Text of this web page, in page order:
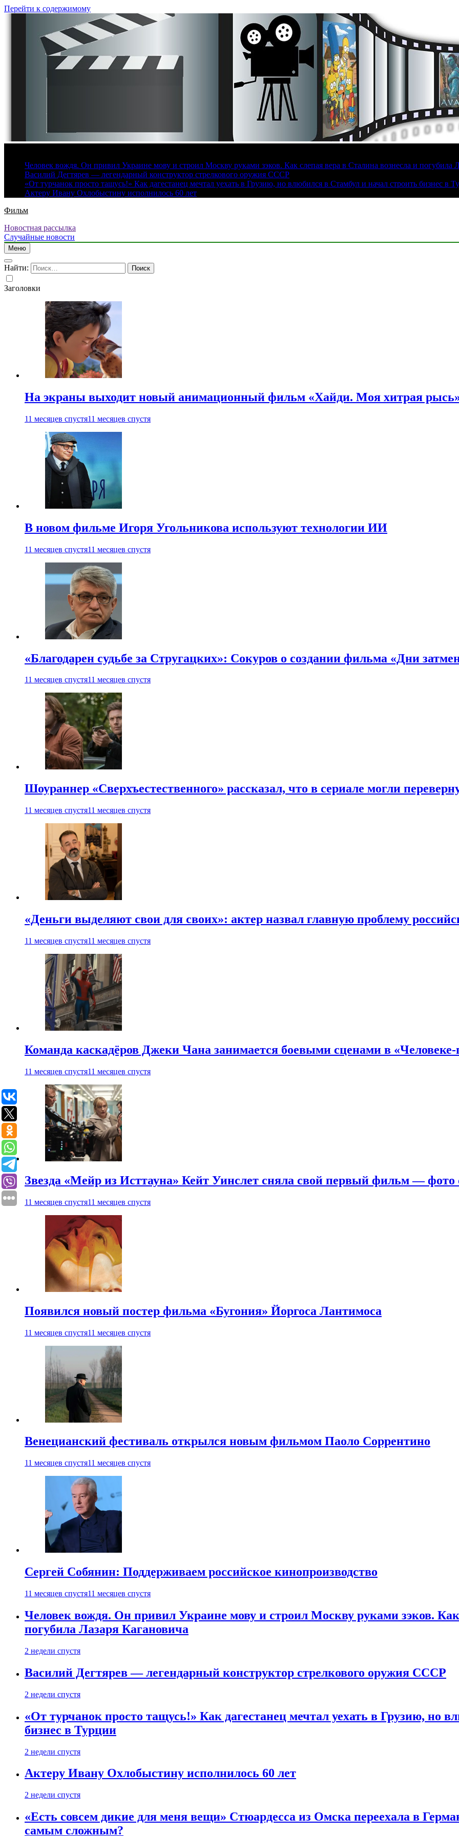
Перейти к содержимому
Человек вождя. Он привил Украине мову и строил Москву руками зэков. Как слепая вера в Сталина вознесла и погубила
Василий Дегтярев — легендарный конструктор стрелкового оружия СССР
«От турчанок просто тащусь!» Как дагестанец мечтал уехать в Грузию, но влюбился в Стамбул и начал строить бизнес в
Актеру Ивану Охлобыстину исполнилось 60 лет
Фильм
Новостная рассылка
Случайные новости
Меню
Найти:
Заголовки
На экраны выходит новый анимационный фильм «Хайди. Моя хитрая
11 месяцев спустя11 месяцев спустя
В новом фильме Игоря Угольникова используют технологии ИИ
11 месяцев спустя11 месяцев спустя
«Благодарен судьбе за Стругацких»: Сокуров о создании фильма «Дни
11 месяцев спустя11 месяцев спустя
Шоураннер «Сверхъестественного» рассказал, что в сериале могли
11 месяцев спустя11 месяцев спустя
«Деньги выделяют свои для своих»: актер назвал главную проблему
11 месяцев спустя11 месяцев спустя
Команда каскадёров Джеки Чана занимается боевыми сценами в «Человеке-
11 месяцев спустя11 месяцев спустя
Звезда «Мейр из Исттауна» Кейт Уинслет сняла свой первый фильм — фото
11 месяцев спустя11 месяцев спустя
Появился новый постер фильма «Бугония» Йоргоса Лантимоса
11 месяцев спустя11 месяцев спустя
Венецианский фестиваль открылся новым фильмом Паоло Соррентино
11 месяцев спустя11 месяцев спустя
Сергей Собянин: Поддерживаем российское кинопроизводство
11 месяцев спустя11 месяцев спустя
Человек вождя. Он привил Украине мову и строил Москву руками зэков.
погубила Лазаря Кагановича
2 недели спустя
Василий Дегтярев — легендарный конструктор стрелкового оружия СССР
2 недели спустя
«От турчанок просто тащусь!» Как дагестанец мечтал уехать в Грузию, но
бизнес в Турции
2 недели спустя
Актеру Ивану Охлобыстину исполнилось 60 лет
2 недели спустя
«Есть совсем дикие для меня вещи» Стюардесса из Омска переехала в
самым сложным?